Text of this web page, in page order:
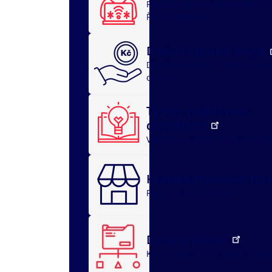
Rychlá pomoc
Řeším problém
Dotační portál kraje
Dotační oblasti
oblasti
Týden vzdělávání
dospělých
Vzdělávací akce
Královéhradecké
Registrace
Datový portál
Kraj v datech